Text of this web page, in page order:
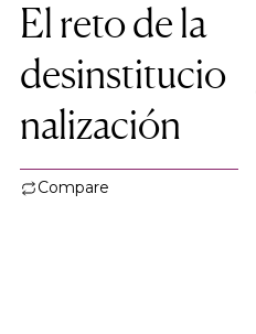
El reto de la
desinstitucio
nalización
Compare